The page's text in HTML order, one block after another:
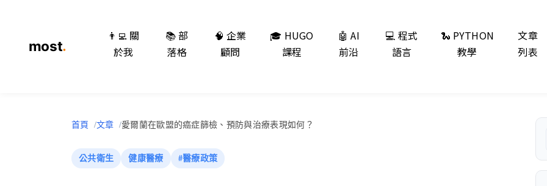
👨‍💻 關
於我
📚 部
落格
🧠 企業
顧問
🎓 HUGO
課程
🤖 AI
前沿
💻 程式
語言
🐍 PYTHON
教學
文章
列表
首頁 文章 愛爾蘭在歐盟的癌症篩檢、預防與治療表現如何？
公共衛生 健康醫療 #醫療政策